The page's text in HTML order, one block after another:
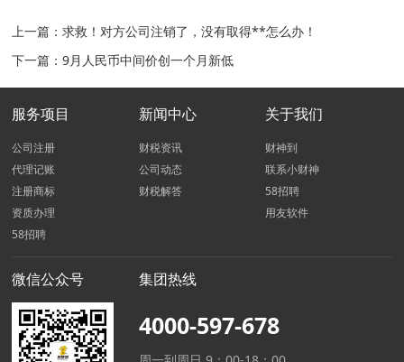
上一篇：求救！对方公司注销了，没有取得**怎么办！
下一篇：9月人民币中间价创一个月新低
服务项目
公司注册
代理记账
注册商标
资质办理
58招聘
新闻中心
财税资讯
公司动态
财税解答
关于我们
财神到
联系小财神
58招聘
用友软件
微信公众号 集团热线
4000-597-678